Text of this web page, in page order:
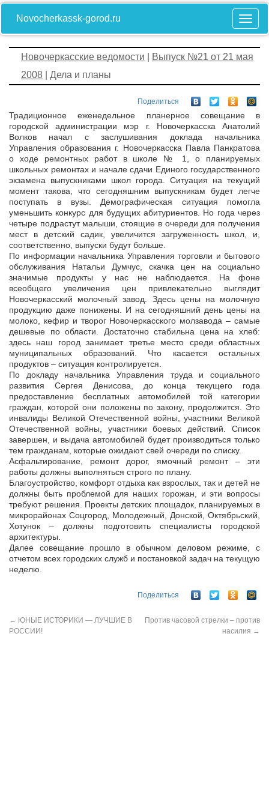
Novocherkassk-gorod.ru
Новочеркасские ведомости
Выпуск №21 от 21 мая
2008 | Дела и планы
Поделиться
Традиционное еженедельное планерное совещание в
городской администрации мэр г. Новочеркасска Анатолий
Волков начал с заслушивания доклада начальника
Управления образования г. Новочеркасска Павла Панкратова
о ходе ремонтных работ в школе № 1, о планируемых
школьных ремонтах и начале сдачи Единого государственного
экзамена выпускниками школ города. Ситуация на текущий
момент такова, что сегодняшним выпускникам будет легче
поступать в вузы. Демографическая ситуация помогла
уменьшить конкурс для будущих абитуриентов. Но года через
четыре подрастут малыши, стоящие в очереди для получения
мест в детский садик, увеличится загруженность школ, и,
соответственно, выпуски будут больше.
По информации начальника Управления торговли и бытового
обслуживания Натальи Думчус, скачка цен на социально
значимые продукты у нас не наблюдается. На фоне
всеобщего увеличения цен привлекательно выглядит
Новочеркасский молочный завод. Здесь цены на молочную
продукцию даже понижены. И на сегодняшний день цены на
молоко, кефир и творог Новочеркасского молзавода – самые
дешевые по области. Достаточно стабильна цена на хлеб:
здесь наш город занимает третье место среди областных
муниципальных образований. Что касается остальных
продуктов – ситуация контролируется.
По докладу начальника Управления труда и социального
развития Сергея Денисова, до конца текущего года
предоставление бесплатных автомобилей той категории
граждан, которой они положены по закону, продолжится. Это
инвалиды Великой Отечественной войны, участники Великой
Отечественной войны, участники боевых действий. Список
завершен, и выдача автомобилей будет производиться только
тем гражданам, которые ожидают свей очереди по списку.
Асфальтирование, ремонт дорог, ямочный ремонт – эти
работы должны выполняться строго по плану.
Благоустройство, комфорт отдыха как взрослых, так и детей не
должны быть проблемой для наших горожан, и эти вопросы
требуют решения. Проекты детских площадок, планируемых в
микрорайонах Соцгород, Молодежный, Донской, Октябрьский,
Хотунок – должны подготовить специалисты городской
архитектуры.
Далее совещание прошло в обычном деловом режиме, с
отчетом всех городских служб и постановкой задач на текущую
неделю.
Поделиться
← ЮНЫЕ ИСТОРИКИ — ЛУЧШИЕ В
РОССИИ!
Против часовой стрелки – против
насилия →